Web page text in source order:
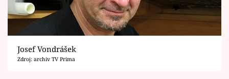
Sledujte prima+
Filmový festival Karlovy Vary
Pořady
Josef Vondrášek
Zdroj: archiv TV Prima